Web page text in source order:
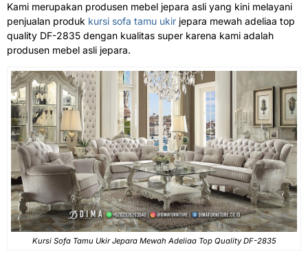
Kami merupakan produsen mebel jepara asli yang kini melayani
penjualan produk kursi sofa tamu ukir jepara mewah adeliaa top
quality DF-2835 dengan kualitas super karena kami adalah
produsen mebel asli jepara.
Kursi Sofa Tamu Ukir Jepara Mewah Adeliaa Top Quality DF-2835